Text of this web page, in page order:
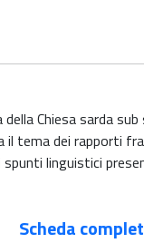
Chiesa sarda
tema dei rapporti
spunti linguistici
Scheda